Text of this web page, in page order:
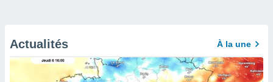
Actualités À la une